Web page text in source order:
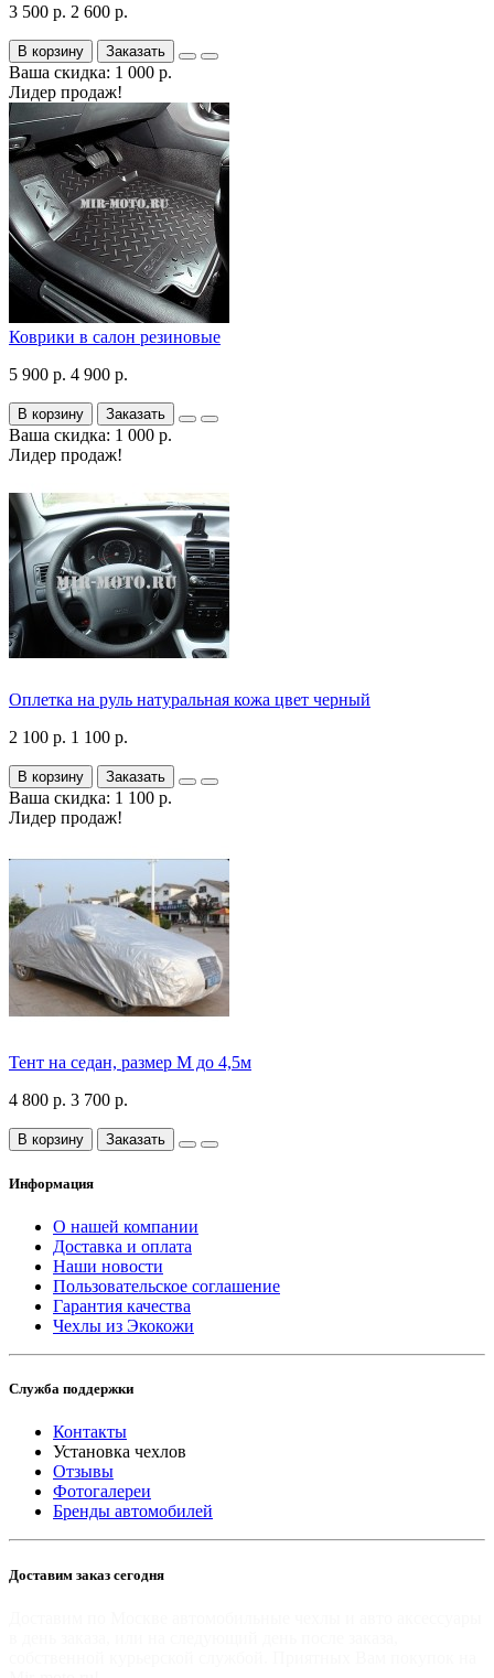
3 500 р. 2 600 р.
В корзину Заказать
Ваша скидка: 1 000 р.
Лидер продаж!
Коврики в салон резиновые
5 900 р. 4 900 р.
В корзину Заказать
Ваша скидка: 1 000 р.
Лидер продаж!
Оплетка на руль натуральная кожа цвет черный
2 100 р. 1 100 р.
В корзину Заказать
Ваша скидка: 1 100 р.
Лидер продаж!
Тент на седан, размер М до 4,5м
4 800 р. 3 700 р.
В корзину Заказать
Информация
О нашей компании
Доставка и оплата
Наши новости
Пользовательское соглашение
Гарантия качества
Чехлы из Экокожи
Служба поддержки
Контакты
Установка чехлов
Отзывы
Фотогалереи
Бренды автомобилей
Доставим заказ сегодня